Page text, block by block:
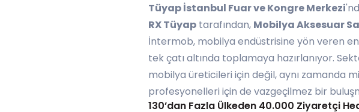
Tüyap İstanbul Fuar ve Kongre Merkezi
RX Tüyap tarafından, Mobilya Aksesuar
İntermob, mobilya endüstrisine yön veren
tek çatı altında toplamaya hazırlanıyor.
mobilya üreticileri için değil, aynı zamanda
profesyonelleri için de vazgeçilmez bir
130’dan Fazla Ülkeden 40.000 Ziyaretçi